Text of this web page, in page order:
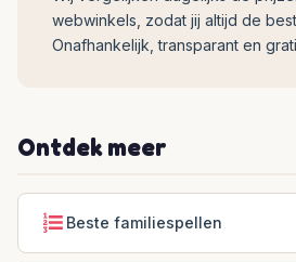
webwinkels, zodat jij altijd de
Onafhankelijk, transparant en
Ontdek meer
Beste familiespellen